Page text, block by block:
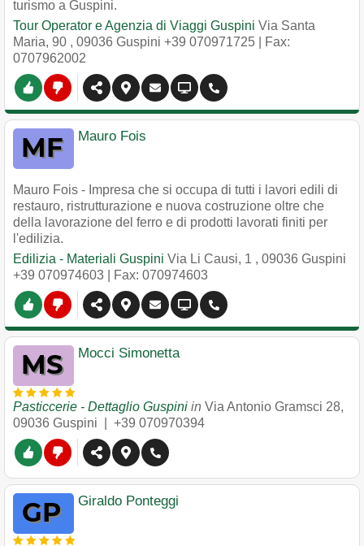
turismo a Guspini.
Tour Operator e Agenzia di Viaggi Guspini Via Santa
Maria, 90 , 09036 Guspini +39 070971725 | Fax:
0707962002
Mauro Fois
Mauro Fois - Impresa che si occupa di tutti i lavori edili di
restauro, ristrutturazione e nuova costruzione oltre che
della lavorazione del ferro e di prodotti lavorati finiti per
l'edilizia.
Edilizia - Materiali Guspini Via Li Causi, 1 , 09036 Guspini
+39 070974603 | Fax: 070974603
Mocci Simonetta
Pasticcerie - Dettaglio Guspini in Via Antonio Gramsci 28,
09036 Guspini +39 070970394
Giraldo Ponteggi